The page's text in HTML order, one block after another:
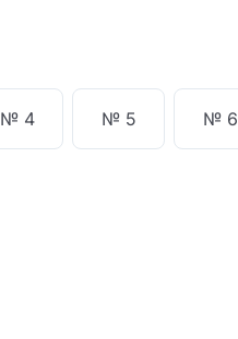
№ 4 № 5 № 6